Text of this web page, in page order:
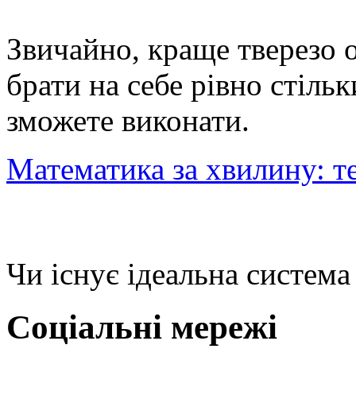
Звичайно, краще тверезо
брати на себе рівно
зможете виконати.
Математика за хвилину:
Чи існує ідеальна
Соціальні мережі